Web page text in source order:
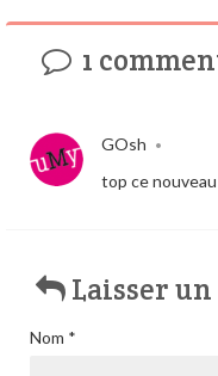
1
GOsh •
top ce
Laisser
Nom *